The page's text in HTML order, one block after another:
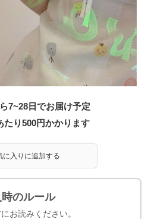
7~28日でお届け予定
たり500円かかります
に入りに追加する
のルール
お読みください。